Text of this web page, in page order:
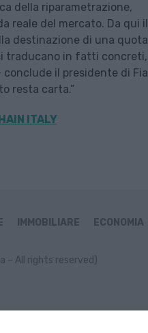
della riparametrazione,
reale del mercato. Da qui il
destinazione di una
traducano in fatti concreti,
il presidente di
resta carta.”
ITALY
IMMOBILIARE ECONOMIA
– All rights reserved)